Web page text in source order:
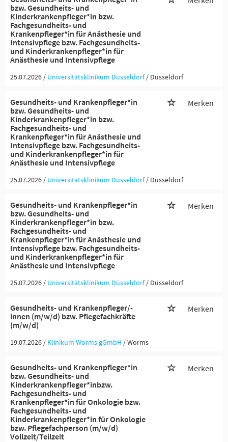
bzw. Gesundheits- und
Kinderkrankenpfleger*in bzw.
Fachgesundheits- und
Krankenpfleger*in für Anästhesie und
Intensivpflege bzw. Fachgesundheits-
und Kinderkrankenpfleger*in für
Anästhesie und Intensivpflege
25.07.2026 / Universitätsklinikum Düsseldorf / Düsseldorf
Gesundheits- und Krankenpfleger*in
bzw. Gesundheits- und
Kinderkrankenpfleger*in bzw.
Fachgesundheits- und
Krankenpfleger*in für Anästhesie und
Intensivpflege bzw. Fachgesundheits-
und Kinderkrankenpfleger*in für
Anästhesie und Intensivpflege
Merken
25.07.2026 / Universitätsklinikum Düsseldorf / Düsseldorf
Gesundheits- und Krankenpfleger*in
bzw. Gesundheits- und
Kinderkrankenpfleger*in bzw.
Fachgesundheits- und
Krankenpfleger*in für Anästhesie und
Intensivpflege bzw. Fachgesundheits-
und Kinderkrankenpfleger*in für
Anästhesie und Intensivpflege
Merken
25.07.2026 / Universitätsklinikum Düsseldorf / Düsseldorf
Gesundheits- und Krankenpfleger/-
innen (m/w/d) bzw. Pflegefachkräfte
(m/w/d)
Merken
19.07.2026 / Klinikum Worms gGmbH / Worms
Gesundheits- und Krankenpfleger*in
bzw. Gesundheits- und
Kinderkrankenpfleger*inbzw.
Fachgesundheits- und
Krankenpfleger*in für Onkologie bzw.
Fachgesundheits- und
Kinderkrankenpfleger*in für Onkologie
bzw. Pflegefachperson (m/w/d)
Vollzeit/Teilzeit
Merken